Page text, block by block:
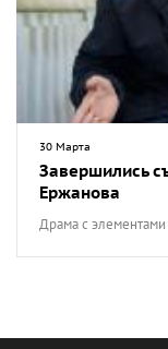
30 Марта
Завершились
Ержанова
Драма с